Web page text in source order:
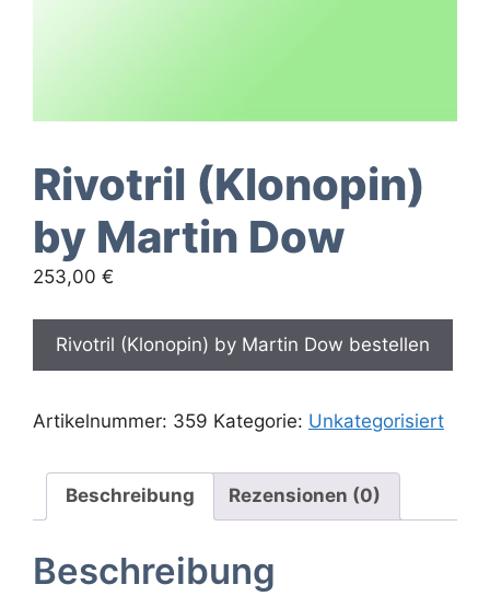
Rivotril (Klonopin)
by Martin Dow
253,00 €
Rivotril (Klonopin) by Martin Dow bestellen
Artikelnummer: 359 Kategorie: Unkategorisiert
Beschreibung Rezensionen (0)
Beschreibung